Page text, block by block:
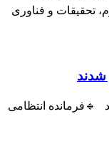
و فناوری
انتظامی